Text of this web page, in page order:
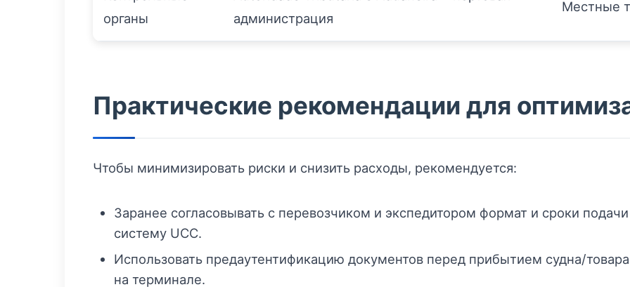
органы
администрация
Местные
Практические рекомендации для
Чтобы минимизировать риски и снизить расходы, рекомендуется:
Заранее согласовывать с перевозчиком и экспедитором формат и сроки
систему UCC.
Использовать предаутентификацию документов перед прибытием судна/
на терминале.